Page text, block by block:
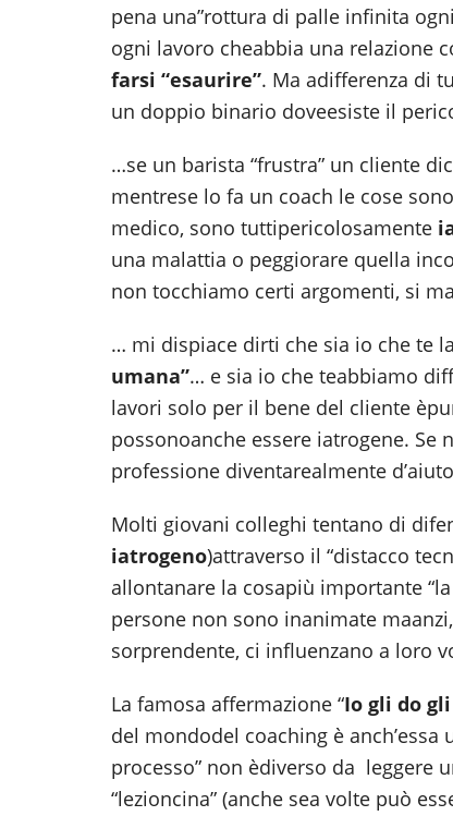
pena una”rottura di palle infinita
ogni lavoro cheabbia una relazione
farsi “esaurire”. Ma adifferenza di
un doppio binario doveesiste il
…se un barista “frustra” un cliente
mentrese lo fa un coach le cose
medico, sono tuttipericolosamente
una malattia o peggiorare quella
non tocchiamo certi argomenti, si
… mi dispiace dirti che sia io che te
umana”… e sia io che teabbiamo
lavori solo per il bene del cliente
possonoanche essere iatrogene.
professione diventarealmente
Molti giovani colleghi tentano di
iatrogeno)attraverso il “distacco
allontanare la cosapiù importante
persone non sono inanimate
sorprendente, ci influenzano a loro
La famosa affermazione “Io gli do
del mondodel coaching è
processo” non èdiverso da leggere
“lezioncina” (anche sea volte può